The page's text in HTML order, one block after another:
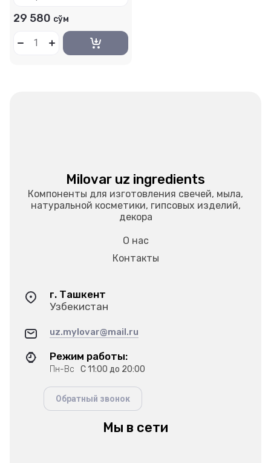
29 580 сўм
Milovar uz ingredients
Компоненты для изготовления свечей, мыла,
натуральной косметики, гипсовых изделий,
декора
О нас
Контакты
г. Ташкент
Узбекистан
uz.mylovar@mail.ru
Режим работы:
Пн-Вс С 11:00 до 20:00
Обратный звонок
Мы в сети